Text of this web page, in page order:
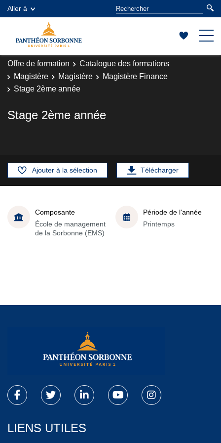
Aller à
Offre de formation
Catalogue des formations
Magistère
Magistère
Magistère Finance
Stage 2ème année
Stage 2ème année
Ajouter à la sélection Télécharger
Composante
École de management
de la Sorbonne (EMS)
Période de l'année
Printemps
LIENS UTILES